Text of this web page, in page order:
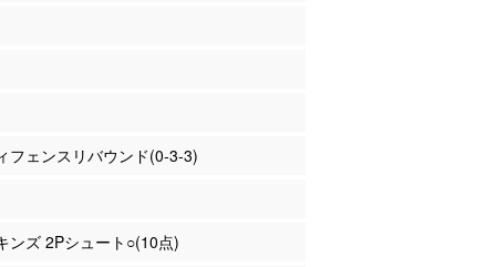
フェンスリバウンド(0-3-3)
ンズ 2Pシュート○(10点)